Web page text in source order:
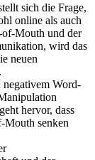
sich die Frage,
online als auch
Mouth und der
wird das
neuen
Word-
hervor, dass
senken